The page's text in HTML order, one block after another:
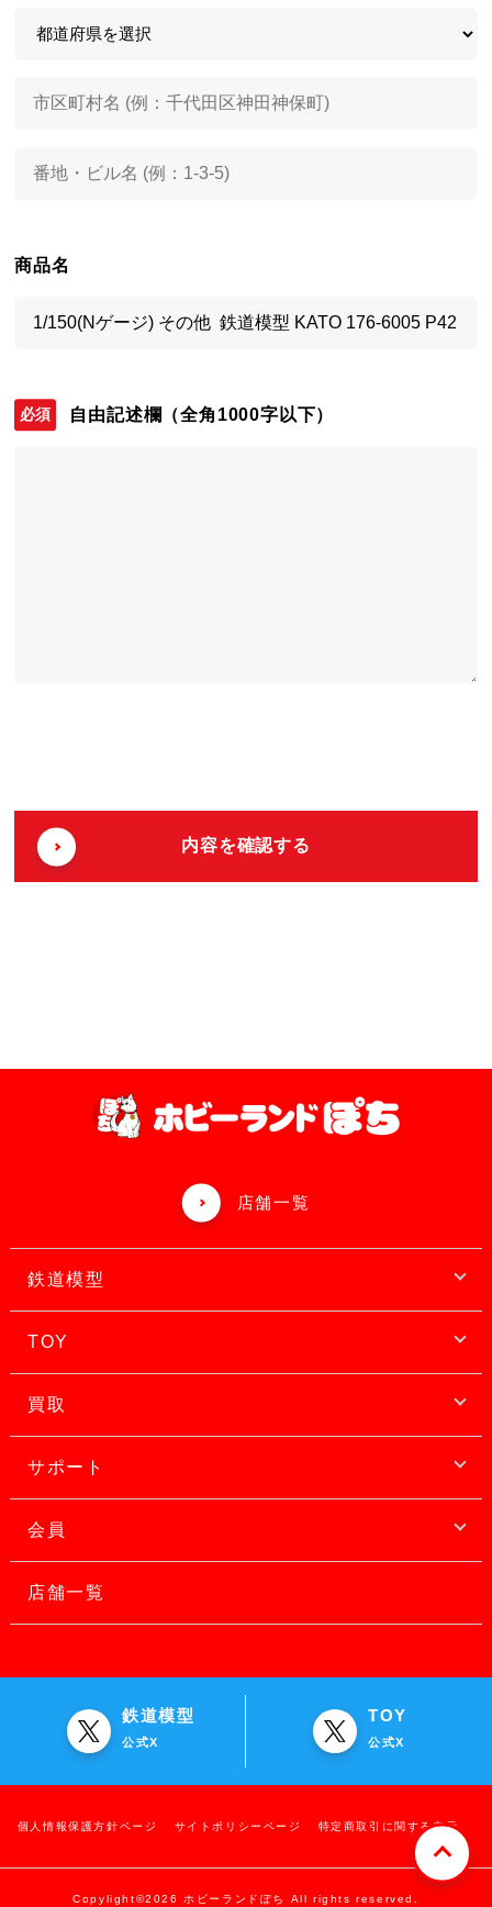
商品名
自由記述欄 （全角1000字以下）
店舗一覧
鉄道模型
TOY
買取
サポート
会員
店舗一覧
鉄道模型
公式X
TOY
公式X
個人情報保護方針ページ サイトポリシーページ 特定商取引に関する表示
Copylight©2026 ホビーランドぽち All rights reserved.